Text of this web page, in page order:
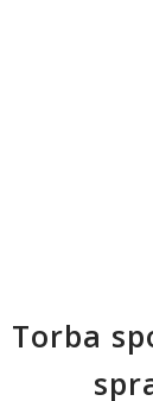
Torba